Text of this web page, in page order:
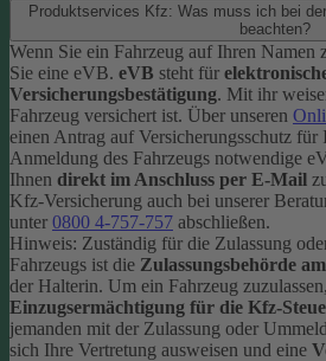
Produktservices Kfz: Was muss ich bei
beachten?
Wenn Sie ein Fahrzeug auf Ihren Namen
Sie eine eVB. eVB steht für
Versicherungsbestätigung. Mit ihr
Fahrzeug versichert ist. Über unseren
einen Antrag auf Versicherungsschutz
Anmeldung des Fahrzeugs notwendige
Ihnen direkt im Anschluss per E-Mail
Kfz-Versicherung auch bei unserer
unter 0800 4-757-757 abschließen.
Hinweis: Zuständig für die Zulassung
Fahrzeugs ist die Zulassungsbehörde
der Halterin. Um ein Fahrzeug
Einzugsermächtigung für die Kfz-
jemanden mit der Zulassung oder
sich Ihre Vertretung ausweisen und eine